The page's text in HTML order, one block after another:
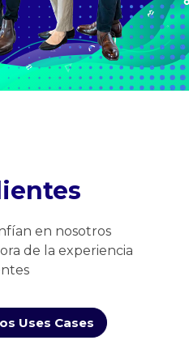
en nosotros
de la experiencia
Uses Cases